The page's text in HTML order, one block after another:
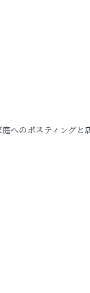
へのポスティングと